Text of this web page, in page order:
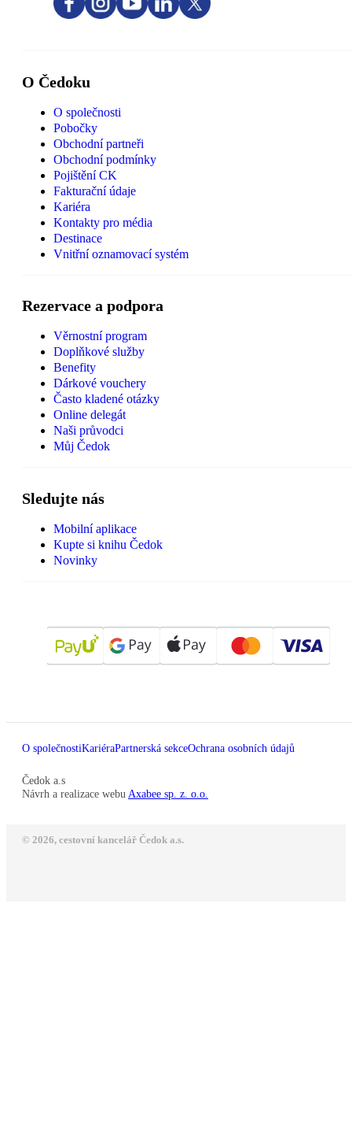
O Čedoku
O společnosti
Pobočky
Obchodní partneři
Obchodní podmínky
Pojištění CK
Fakturační údaje
Kariéra
Kontakty pro média
Destinace
Vnitřní oznamovací systém
Rezervace a podpora
Věrnostní program
Doplňkové služby
Benefity
Dárkové vouchery
Často kladené otázky
Online delegát
Naši průvodci
Můj Čedok
Sledujte nás
Mobilní aplikace
Kupte si knihu Čedok
Novinky
O společnostiKariéraPartnerská sekceOchrana osobních údajů
Čedok a.s
Návrh a realizace webu Axabee sp. z. o.o.
© 2026, cestovní kancelář Čedok a.s.